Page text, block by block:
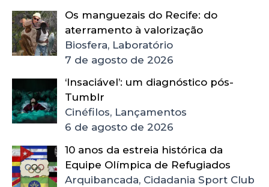
Os manguezais do Recife: do
aterramento à valorização
Biosfera, Laboratório
7 de agosto de 2026
‘Insaciável’: um diagnóstico pós-
Tumblr
Cinéfilos, Lançamentos
6 de agosto de 2026
10 anos da estreia histórica da
Equipe Olímpica de Refugiados
Arquibancada, Cidadania Sport Club